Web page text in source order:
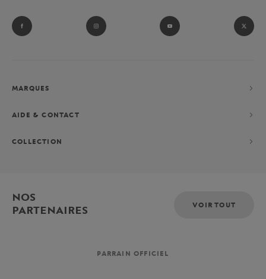
MARQUES
AIDE & CONTACT
COLLECTION
NOS
PARTENAIRES
VOIR TOUT
PARRAIN OFFICIEL